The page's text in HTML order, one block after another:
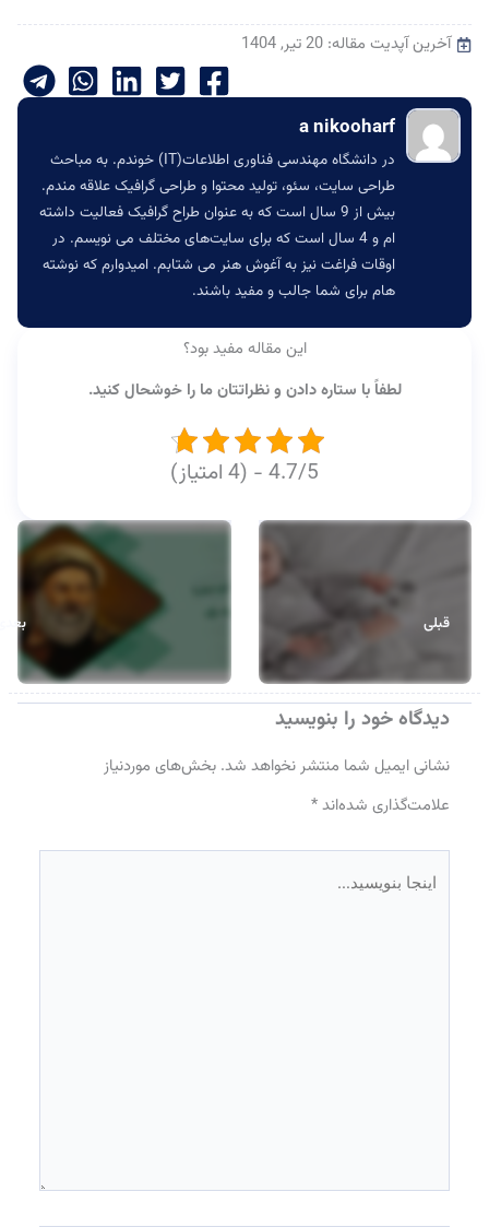
آخرین آپدیت مقاله: 20 تیر, 1404
a nikooharf
در دانشگاه مهندسی فناوری اطلاعات(IT) خوندم. به مباحث
طراحی سایت، سئو، تولید محتوا و طراحی گرافیک علاقه مندم.
بیش از 9 سال است که به عنوان طراح گرافیک فعالیت داشته
ام و 4 سال است که برای سایت‌های مختلف می نویسم. در
اوقات فراغت نیز به آغوش هنر می شتابم. امیدوارم که نوشته
هام برای شما جالب و مفید باشند.
این مقاله مفید بود؟
لطفاً با ستاره دادن و نظراتتان ما را خوشحال کنید.
4.7/5 - (4 امتیاز)
قبلی بعدی
دیدگاه‌ خود را بنویسید
نشانی ایمیل شما منتشر نخواهد شد. بخش‌های موردنیاز
علامت‌گذاری شده‌اند*